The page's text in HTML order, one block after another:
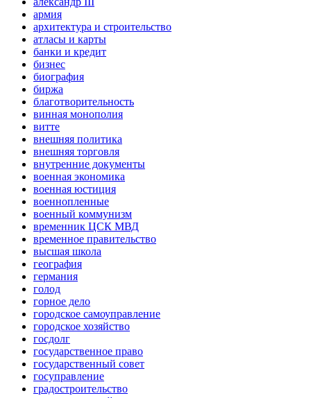
армия
архитектура и строительство
атласы и карты
банки и кредит
бизнес
биография
биржа
благотворительность
винная монополия
витте
внешняя политика
внешняя торговля
внутренние документы
военная экономика
военная юстиция
военнопленные
военный коммунизм
временник ЦСК МВД
временное правительство
высшая школа
география
германия
голод
горное дело
городское самоуправление
городское хозяйство
госдолг
государственное право
государственный совет
госуправление
градостроительство